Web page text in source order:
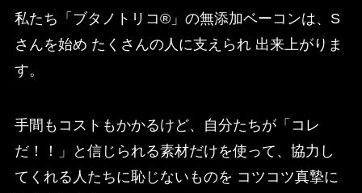
私たち「ブタノトリコ®」の無添加ベーコンは、S
さんを始め たくさんの人に支えられ 出来上がりま
す。
手間もコストもかかるけど、自分たちが「コレ
だ！！」と信じられる素材だけを使って、協力し
てくれる人たちに恥じないものを コツコツ真摯に